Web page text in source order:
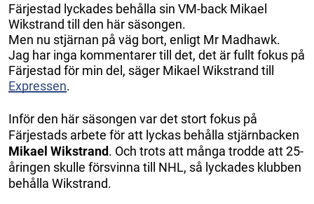
Färjestad lyckades behålla sin VM-back Mikael
Wikstrand till den här säsongen.
Men nu stjärnan på väg bort, enligt Mr Madhawk.
Jag har inga kommentarer till det, det är fullt fokus på
Färjestad för min del, säger Mikael Wikstrand till
Expressen.
Inför den här säsongen var det stort fokus på
Färjestads arbete för att lyckas behålla stjärnbacken
Mikael Wikstrand. Och trots att många trodde att 25-
åringen skulle försvinna till NHL, så lyckades klubben
behålla Wikstrand.